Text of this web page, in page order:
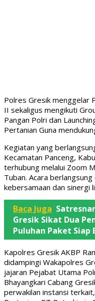
Polres Gresik menggelar
II sekaligus mengikuti
Pangan Polri dan
Pertanian Guna
Kegiatan yang
Kecamatan Panceng,
terhubung melalui Zoom
Tuban. Acara
kebersamaan dan sinergi
Baca Juga
Gresik Sikat Dua
Puluhan Paket Siap
Kapolres Gresik AKBP
didampingi Wakapolres
jajaran Pejabat Utama
Bhayangkari Cabang
perwakilan instansi